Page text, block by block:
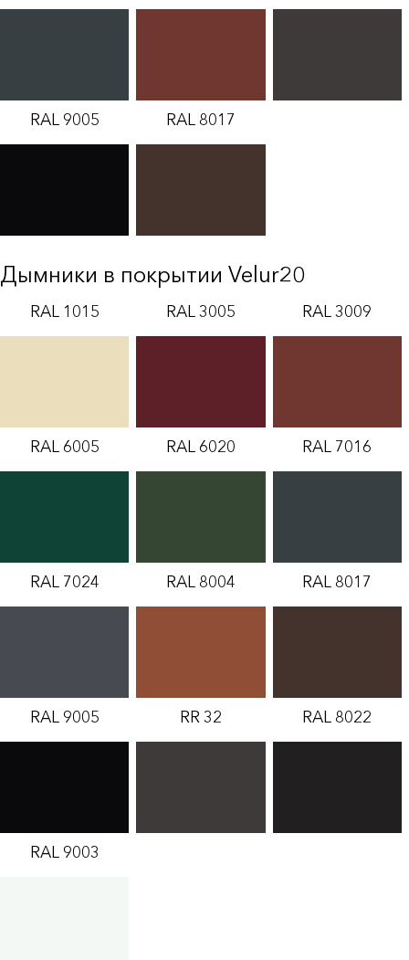
RAL 9005 RAL 8017
Дымники в покрытии Velur20
RAL 1015 RAL 3005 RAL 3009
RAL 6005 RAL 6020 RAL 7016
RAL 7024 RAL 8004 RAL 8017
RAL 9005 RR 32 RAL 8022
RAL 9003